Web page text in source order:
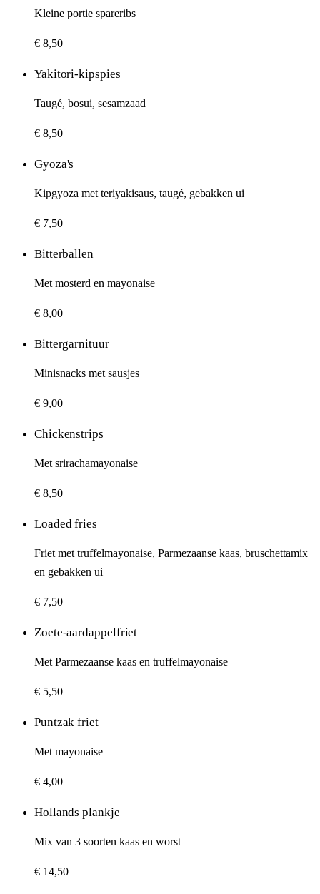
Kleine portie spareribs
€ 8,50
Yakitori-kipspies
Taugé, bosui, sesamzaad
€ 8,50
Gyoza's
Kipgyoza met teriyakisaus, taugé, gebakken ui
€ 7,50
Bitterballen
Met mosterd en mayonaise
€ 8,00
Bittergarnituur
Minisnacks met sausjes
€ 9,00
Chickenstrips
Met srirachamayonaise
€ 8,50
Loaded fries
Friet met truffelmayonaise, Parmezaanse kaas, bruschettamix
en gebakken ui
€ 7,50
Zoete-aardappelfriet
Met Parmezaanse kaas en truffelmayonaise
€ 5,50
Puntzak friet
Met mayonaise
€ 4,00
Hollands plankje
Mix van 3 soorten kaas en worst
€ 14,50